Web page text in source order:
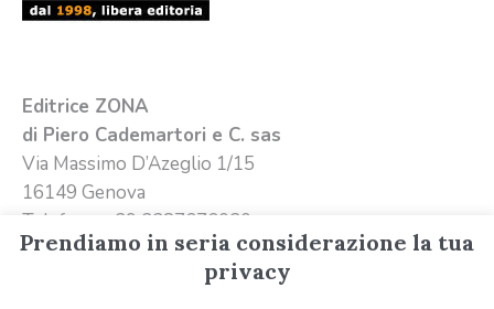
Editrice ZONA
di Piero Cademartori e C. sas
Via Massimo D’Azeglio 1/15
16149 Genova
Telefono +39 3387676020
Emailinfo@editricezona.it
Prendiamo in seria considerazione la tua
privacy